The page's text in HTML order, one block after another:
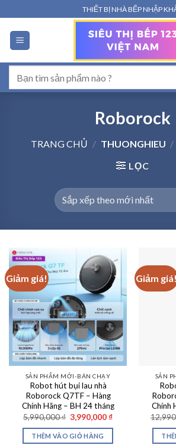
qua
nội
dung
THIẾT BỊ NHÀ BẾP NHẬP
kiếm:
Roborock
TRANG CHỦ / THUONGHIEU /
LỌC
Giảm giá!
SẢN PHẨM MỚI-BÁN CHẠY
Robot hút bụi lau nhà
Roborock Q7TF – Hàng
Chính Hãng – BH 24 tháng
5,990,000₫ Giá
gốc
là:
5,990,000 ₫.
3,990,000 ₫Giá
THÊM VÀO GIỎ HÀNG
Giảm
SẢN
Chính